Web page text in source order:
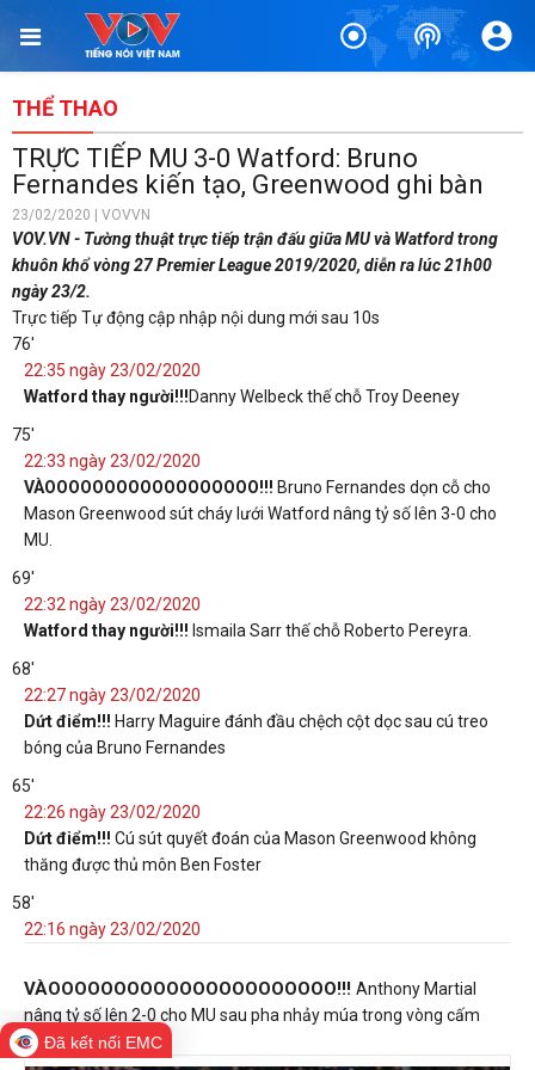
THỂ THAO
TRỰC TIẾP MU 3-0 Watford: Bruno
Fernandes kiến tạo, Greenwood ghi bàn
23/02/2020 | VOVVN
VOV.VN - Tường thuật trực tiếp trận đấu giữa MU và Watford trong
khuôn khổ vòng 27 Premier League 2019/2020, diễn ra lúc 21h00
ngày 23/2.
Trực tiếp Tự động cập nhập nội dung mới sau 10s
76'
22:35 ngày 23/02/2020
Watford thay người!!!Danny Welbeck thế chỗ Troy Deeney
75'
22:33 ngày 23/02/2020
VÀOOOOOOOOOOOOOOOOOO!!! Bruno Fernandes dọn cỗ cho
Mason Greenwood sút cháy lưới Watford nâng tỷ số lên 3-0 cho
MU.
69'
22:32 ngày 23/02/2020
Watford thay người!!! Ismaila Sarr thế chỗ Roberto Pereyra.
68'
22:27 ngày 23/02/2020
Dứt điểm!!! Harry Maguire đánh đầu chệch cột dọc sau cú treo
bóng của Bruno Fernandes
65'
22:26 ngày 23/02/2020
Dứt điểm!!! Cú sút quyết đoán của Mason Greenwood không
thăng được thủ môn Ben Foster
58'
22:16 ngày 23/02/2020
VÀOOOOOOOOOOOOOOOOOOOOOO!!! Anthony Martial
nâng tỷ số lên 2-0 cho MU sau pha nhảy múa trong vòng cấm
Watford.
Đã kết nối EMC